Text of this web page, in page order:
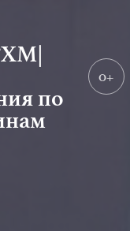
по
0+